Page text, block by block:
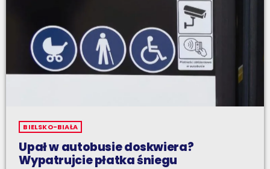
BIELSKO-BIAŁA
Upał w autobusie doskwiera?
Wypatrujcie płatka śniegu